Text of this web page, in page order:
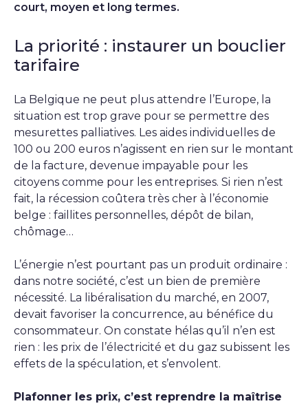
court, moyen et long termes.
La priorité : instaurer un bouclier
tarifaire
La Belgique ne peut plus attendre l’Europe, la
situation est trop grave pour se permettre des
mesurettes palliatives. Les aides individuelles de
100 ou 200 euros n’agissent en rien sur le montant
de la facture, devenue impayable pour les
citoyens comme pour les entreprises. Si rien n’est
fait, la récession coûtera très cher à l’économie
belge : faillites personnelles, dépôt de bilan,
chômage…
L’énergie n’est pourtant pas un produit ordinaire :
dans notre société, c’est un bien de première
nécessité. La libéralisation du marché, en 2007,
devait favoriser la concurrence, au bénéfice du
consommateur. On constate hélas qu’il n’en est
rien : les prix de l’électricité et du gaz subissent les
effets de la spéculation, et s’envolent.
Plafonner les prix, c’est reprendre la maîtrise